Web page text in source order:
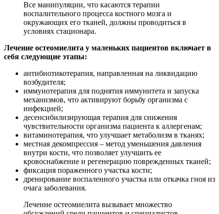
Все манипуляции, что касаются терапии
воспалительного процесса костного мозга и
окружающих его тканей, должны проводиться в
условиях стационара.
Лечение остеомиелита у маленьких пациентов включает в
себя следующие этапы:
антибиотикотерапия, направленная на ликвидацию
возбудителя;
иммунотерапия для поднятия иммунитета и запуска
механизмов, что активируют борьбу организма с
инфекцией;
десенсибилизирующая терапия для снижения
чувствительности организма пациента к аллергенам;
витаминотерапия, что улучшает метаболизм в тканях;
местная декомпрессия – метод уменьшения давления
внутри кости, что позволяет улучшить ее
кровоснабжение и регенерацию поврежденных тканей;
фиксация пораженного участка кости;
дренирование воспаленного участка или откачка гноя из
очага заболевания.
Лечение остеомиелита вызывает множество